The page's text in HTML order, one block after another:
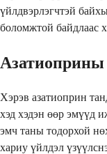
үйлдвэрлэгчтэй
боломжтой байдлаас
Азатиоприны
Хэрэв азатиоприн
хэд хэдэн өөр эмүүд
эмч таны тодорхой
хариу үйлдэл